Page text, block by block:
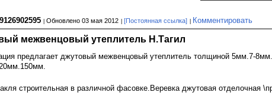
Обновлено 03 мая 2012 [Постоянная ссылка] Комментировать
межвенцовый утеплитель Н.Тагил
предлагает джутовый межвенцовый утеплитель толщиной 5мм.7-
строительная в различной фасовке.Веревка джутовая отделочная